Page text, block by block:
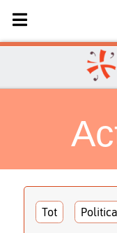
Sélectionnez votre
Tot